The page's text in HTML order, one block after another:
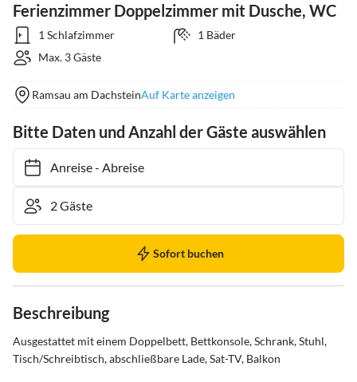
Ferienzimmer Doppelzimmer mit Dusche, WC
1 Schlafzimmer
1 Bäder
Max. 3 Gäste
Ramsau am DachsteinAuf Karte anzeigen
Bitte Daten und Anzahl der Gäste auswählen
Anreise- Abreise
Sofort buchen
Beschreibung
Ausgestattet mit einem Doppelbett, Bettkonsole, Schrank, Stuhl,
Tisch/Schreibtisch, abschließbare Lade, Sat-TV, Balkon